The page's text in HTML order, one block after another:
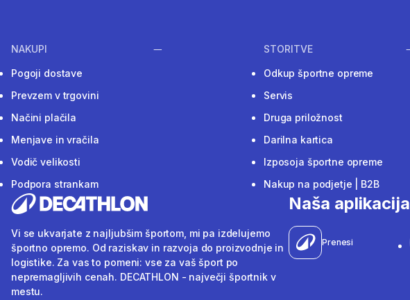
NAKUPI
Pogoji dostave
Prevzem v trgovini
Načini plačila
Menjave in vračila
Vodič velikosti
Podpora strankam
STORITVE
Odkup športne opreme
Servis
Druga priložnost
Darilna kartica
Izposoja športne opreme
Nakup na podjetje | B2B
Vi se ukvarjate z najljubšim športom, mi pa izdelujemo
športno opremo. Od raziskav in razvoja do proizvodnje in
logistike. Za vas to pomeni: vse za vaš šport po
nepremagljivih cenah. DECATHLON - največji športnik v
mestu.
Naša aplikacija
Prenesi